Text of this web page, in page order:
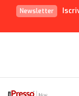
Newsletter